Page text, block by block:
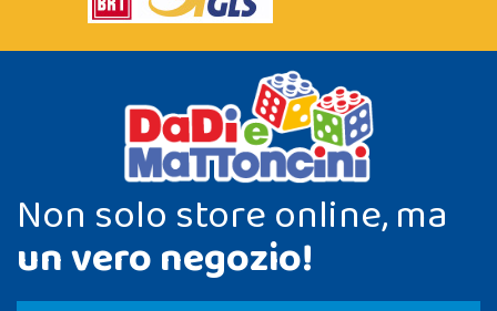
Non solo store online, ma
un vero negozio!